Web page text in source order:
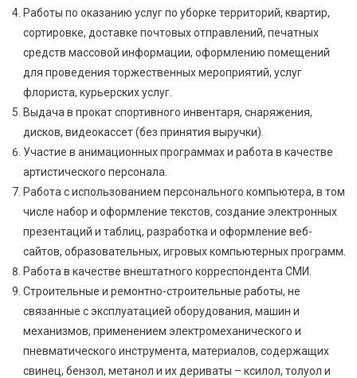
Работы по оказанию услуг по уборке территорий, квартир,
сортировке, доставке почтовых отправлений, печатных
средств массовой информации, оформлению помещений
для проведения торжественных мероприятий, услуг
флориста, курьерских услуг.
Выдача в прокат спортивного инвентаря, снаряжения,
дисков, видеокассет (без принятия выручки).
Участие в анимационных программах и работа в качестве
артистического персонала.
Работа с использованием персонального компьютера, в том
числе набор и оформление текстов, создание электронных
презентаций и таблиц, разработка и оформление веб-
сайтов, образовательных, игровых компьютерных программ.
Работа в качестве внештатного корреспондента СМИ.
Строительные и ремонтно-строительные работы, не
связанные с эксплуатацией оборудования, машин и
механизмов, применением электромеханического и
пневматического инструмента, материалов, содержащих
свинец, бензол, метанол и их дериваты – ксилол, толуол и